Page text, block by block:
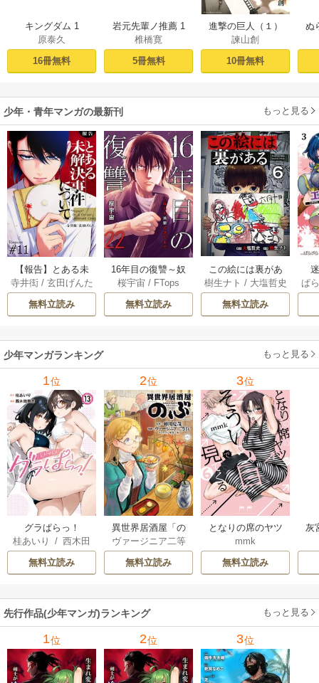
キングダム 1
原泰久
16冊無料
岩元先輩ノ推薦 1
椎橋寛
5冊無料
進撃の巨人（１）
諫山創
10冊無料
ぬ
少年・青年マンガの最新刊 もっと見る
【報告】とある未
解決事件について 1
1巻
寺井衒/ 玄田げんた
無料立読み
16年目の復讐～奴
らを地獄に送るま
で 22巻
桜宇宙 / FTops
無料立読み
この絵には裏があ
る 6巻
樹生ナト / 大塩哲史
無料立読み
ぱ
少年マンガランキング もっと見る
1位
グラぱらっ！
桂あいり
/西木田
景志
無料立読み
2位
異世界居酒屋「の
ぶ」
ヴァージニア二等
/ 蝉川夏哉
無料立読み
3位
となりの席のヤツ
がそういう目で見
てくる
mmk
無料立読み
灰
先行作品(少年マンガ)ランキング もっと見る
1位 2位 3位